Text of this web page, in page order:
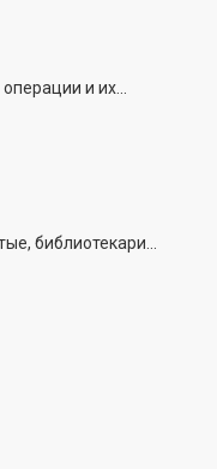
и их...
библиотекари...